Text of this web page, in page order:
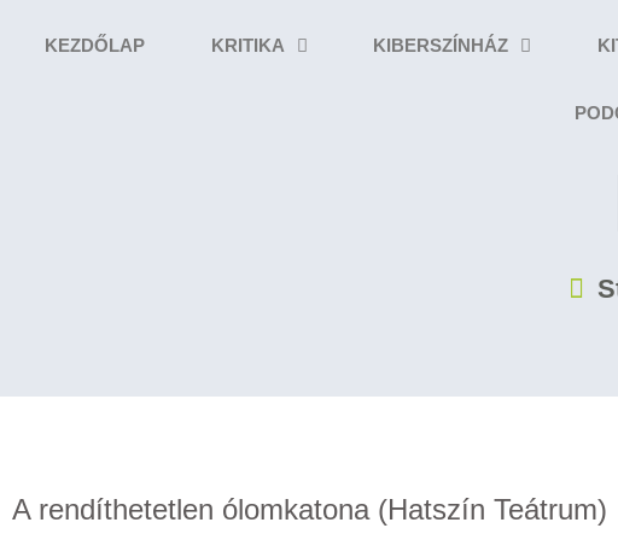
KEZDŐLAP KRITIKA KIBERSZÍNHÁZ
A rendíthetetlen ólomkatona (Hatszín Teátrum)